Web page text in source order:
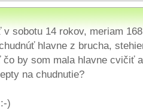
v sobotu 14 rokov, meriam
hlavne z brucha,
by som mala hlavne cvičiť
na chudnutie?
)